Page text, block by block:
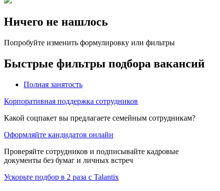
Ничего не нашлось
Попробуйте изменить формулировку или фильтры
Быстрые фильтры подбора вакансий
Полная занятость
Корпоративная поддержка сотрудников
Какой соцпакет вы предлагаете семейным сотрудникам?
Оформляйте кандидатов онлайн
Проверяйте сотрудников и подписывайте кадровые
документы без бумаг и личных встреч
Ускорьте подбор в 2 раза с Talantix